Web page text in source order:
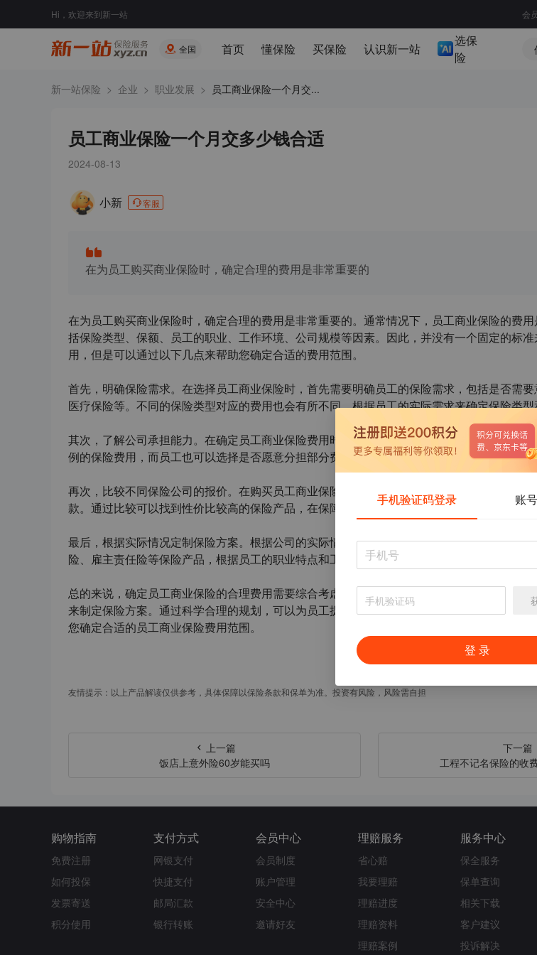
Hi，欢迎来到新一站 会
全国 首页 懂保险 买保险 认识新一站
选保
险
新一站保险 > 企业 > 职业发展 > 员工商业保险一个月交...
员工商业保险一个月交多少钱合适
2024-08-13
小新 客服
在为员工购买商业保险时，确定合理的费用是非常重要的
在为员工购买商业保险时，确定合理的费用是非常重要的。通常情况下，员工商业保险的费
括保险类型、保额、员工的职业、工作环境、公司规模等因素。因此，并没有一个固定的标
用，但是可以通过以下几点来帮助您确定合适的费用范围。
首先，明确保险需求。在选择员工商业保险时，首先需要明确员工的保险需求，包括是否需要
医疗保险等。不同的保险类型对应的费用也会有所不同，根据员工的实际需求来确定保险类
其次，了解公司承担能力。在确定员工商业保险费用时，需要考虑公司的财务承受能力。一
例的保险费用，而员工也可以选择是否愿意分担部分费用。通过平衡公司和员工的承担能力来
再次，比较不同保险公司的报价。在购买员工商业保险时，可以向多家保险公司进行咨询，
款。通过比较可以找到性价比较高的保险产品，在保障员工的同时也控制保险费用。
最后，根据实际情况定制保险方案。根据公司的实际情况，可以定制适合员工的商业保险方
险、雇主责任险等保险产品，根据员工的职业特点和工作环境来确定保险范围和保额。
总的来说，确定员工商业保险的合理费用需要综合考虑员工的保险需求、公司的承担能力、
来制定保险方案。通过科学合理的规划，可以为员工提供全面的保障，同时也控制保险费用
您确定合适的员工商业保险费用范围。
友情提示：以上产品解读仅供参考，具体保障以保险条款和保单为准。投资有风险，风险需自担
上一篇
饭店上意外险60岁能买吗
下一篇
工程不记名保险的收
购物指南
免费注册
如何投保
发票寄送
积分使用
支付方式
网银支付
快捷支付
邮局汇款
银行转账
会员中心
会员制度
账户管理
安全中心
邀请好友
理赔服务
省心赔
我要理赔
理赔进度
理赔资料
理赔案例
服务中心
保全服务
保单查询
相关下载
客户建议
投诉解决
手机验证码登录 账
登 录